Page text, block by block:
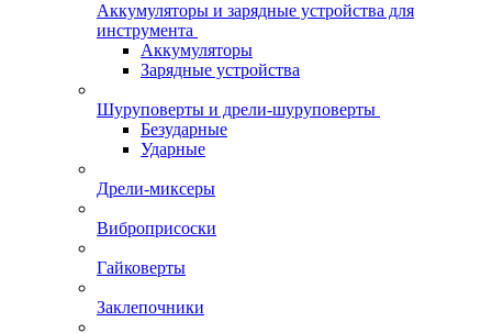
Аккумуляторы и зарядные устройства для
инструмента
Аккумуляторы
Зарядные устройства
Шуруповерты и дрели-шуруповерты
Безударные
Ударные
Дрели-миксеры
Виброприсоски
Гайковерты
Заклепочники